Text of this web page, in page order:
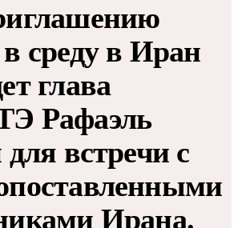
среду в Иран
глава
Рафаэль
для встречи с
Ирана​​​.